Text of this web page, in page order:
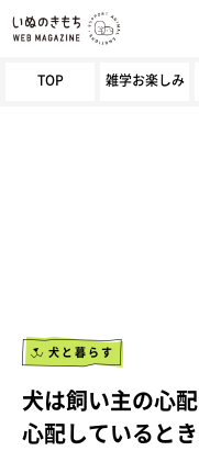
TOP 雑学お楽しみ
犬と暮らす
犬は飼い主の心
心配していると